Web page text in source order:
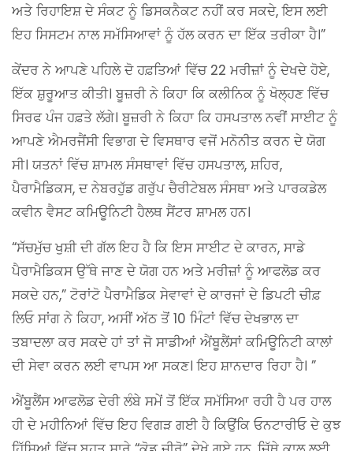
ਅਤੇ ਰਿਹਾਇਸ਼ ਦੇ ਸੰਕਟ ਨੂੰ ਡਿਸਕਨੈਕਟ ਨਹੀਂ ਕਰ ਸਕਦੇ, ਇਸ ਲਈ
ਇਹ ਸਿਸਟਮ ਨਾਲ ਸਮੱਸਿਆਵਾਂ ਨੂੰ ਹੱਲ ਕਰਨ ਦਾ ਇੱਕ ਤਰੀਕਾ ਹੈ।”
ਕੇਂਦਰ ਨੇ ਆਪਣੇ ਪਹਿਲੇ ਦੋ ਹਫ਼ਤਿਆਂ ਵਿੱਚ 22 ਮਰੀਜ਼ਾਂ ਨੂੰ ਦੇਖਦੇ ਹੋਏ,
ਇੱਕ ਸ਼ੁਰੂਆਤ ਕੀਤੀ। ਬੂਜ਼ਰੀ ਨੇ ਕਿਹਾ ਕਿ ਕਲੀਨਿਕ ਨੂੰ ਖੋਲ੍ਹਣ ਵਿੱਚ
ਸਿਰਫ ਪੰਜ ਹਫ਼ਤੇ ਲੱਗੇ। ਬੂਜ਼ਰੀ ਨੇ ਕਿਹਾ ਕਿ ਹਸਪਤਾਲ ਨਵੀਂ ਸਾਈਟ ਨੂੰ
ਆਪਣੇ ਐਮਰਜੈਂਸੀ ਵਿਭਾਗ ਦੇ ਵਿਸਥਾਰ ਵਜੋਂ ਮਨੋਨੀਤ ਕਰਨ ਦੇ ਯੋਗ
ਸੀ। ਯਤਨਾਂ ਵਿੱਚ ਸ਼ਾਮਲ ਸੰਸਥਾਵਾਂ ਵਿੱਚ ਹਸਪਤਾਲ, ਸ਼ਹਿਰ,
ਪੈਰਾਮੈਡਿਕਸ, ਦ ਨੇਬਰਹੁੱਡ ਗਰੁੱਪ ਚੈਰੀਟੇਬਲ ਸੰਸਥਾ ਅਤੇ ਪਾਰਕਡੇਲ
ਕਵੀਨ ਵੈਸਟ ਕਮਿਊਨਿਟੀ ਹੈਲਥ ਸੈਂਟਰ ਸ਼ਾਮਲ ਹਨ।
“ਸੱਚਮੁੱਚ ਖੁਸ਼ੀ ਦੀ ਗੱਲ ਇਹ ਹੈ ਕਿ ਇਸ ਸਾਈਟ ਦੇ ਕਾਰਨ, ਸਾਡੇ
ਪੈਰਾਮੈਡਿਕਸ ਉੱਥੇ ਜਾਣ ਦੇ ਯੋਗ ਹਨ ਅਤੇ ਮਰੀਜ਼ਾਂ ਨੂੰ ਆਫਲੋਡ ਕਰ
ਸਕਦੇ ਹਨ,” ਟੋਰਾਂਟੋ ਪੈਰਾਮੈਡਿਕ ਸੇਵਾਵਾਂ ਦੇ ਕਾਰਜਾਂ ਦੇ ਡਿਪਟੀ ਚੀਫ਼
ਲਿਓ ਸਾਂਗ ਨੇ ਕਿਹਾ, ਅਸੀਂ ਅੱਠ ਤੋਂ 10 ਮਿੰਟਾਂ ਵਿੱਚ ਦੇਖਭਾਲ ਦਾ
ਤਬਾਦਲਾ ਕਰ ਸਕਦੇ ਹਾਂ ਤਾਂ ਜੋ ਸਾਡੀਆਂ ਐਂਬੂਲੈਂਸਾਂ ਕਮਿਊਨਿਟੀ ਕਾਲਾਂ
ਦੀ ਸੇਵਾ ਕਰਨ ਲਈ ਵਾਪਸ ਆ ਸਕਣ। ਇਹ ਸ਼ਾਨਦਾਰ ਰਿਹਾ ਹੈ। ”
ਐਂਬੂਲੈਂਸ ਆਫਲੋਡ ਦੇਰੀ ਲੰਬੇ ਸਮੇਂ ਤੋਂ ਇੱਕ ਸਮੱਸਿਆ ਰਹੀ ਹੈ ਪਰ ਹਾਲ
ਹੀ ਦੇ ਮਹੀਨਿਆਂ ਵਿੱਚ ਇਹ ਵਿਗੜ ਗਈ ਹੈ ਕਿਉਂਕਿ ਓਨਟਾਰੀਓ ਦੇ ਕੁਝ